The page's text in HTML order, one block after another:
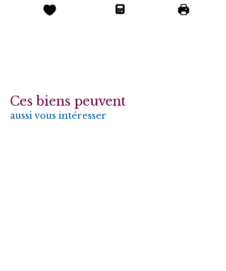
Ces biens peuvent
aussi vous intéresser